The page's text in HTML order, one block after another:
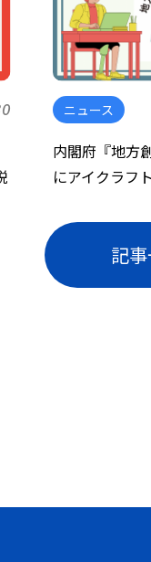
ニュース
内閣府『地方
にアイクラフ
記